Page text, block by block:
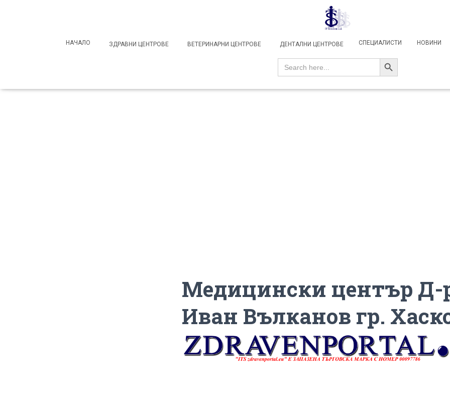
НАЧАЛО ЗДРАВНИ ЦЕНТРОВЕ ВЕТЕРИНАРНИ ЦЕНТРОВЕ ДЕНТАЛНИ ЦЕНТРОВЕ СПЕЦИАЛИСТИ НОВИНИ
Search
SEARCH BUTTON
Медицински център Д-
Иван Вълканов гр.